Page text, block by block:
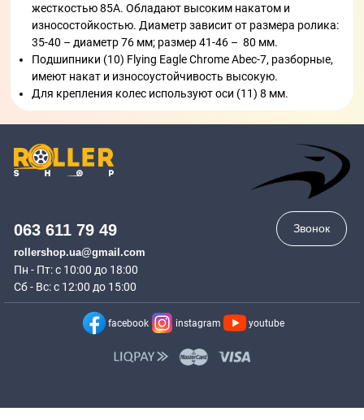
жесткостью 85А. Обладают высоким накатом и
износостойкостью. Диаметр зависит от размера ролика:
35-40 – диаметр 76 мм; размер 41-46 – 80 мм.
Подшипники (10) Flying Eagle Chrome Abec-7, разборные,
имеют накат и износоустойчивость высокую.
Для крепления колес используют оси (11) 8 мм.
063 611 79 49
rollershop.ua@gmail.com
Пн - Пт: с 10:00 до 18:00
Сб - Вс: с 12:00 до 15:00
Звонок
facebook instagram youtube